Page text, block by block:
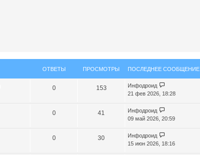
ОТВЕТЫ ПРОСМОТРЫ ПОСЛЕДНЕЕ СООБЩЕНИЕ
0 153
Инфодроид
21 фев 2026, 18:28
0 41
Инфодроид
09 май 2026, 20:59
0 30
Инфодроид
15 июн 2026, 18:16